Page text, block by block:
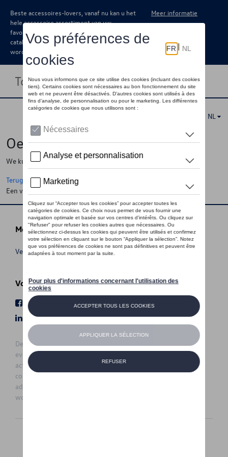
Beste accessoires-lovers, vanaf nu kan u het
hele accessoire assortiment van uw
favoriete merk terugvinden in de online
catalogus. Deze kunnen steeds besteld
worden via uw dealer.
Meer informatie
Toggle navigation
NL
Oeps !
We kunnen de pagina, de informatie die u zoekt niet vinden
Terug naar de startpagina
Een vraag ?
Meer info
Verkoopsvoorwaarden
Volg Ons
Facebook
Youtube
LinkedIn
Instagram
De prijzen op deze site zijn adviesprijzen (incl. btw), exclusief
eventuele installatiekosten. Voor meer informatie over de
actuele verkoopprijs en de eventuele installatiekosten kunt u
contact opnemen met uw concessiehouder / agent. De
adviesprijzen kunnen zonder voorafgaande kennisgeving
worden gewijzigd.